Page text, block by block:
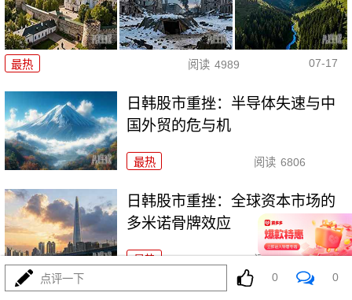
最热 阅读 4989 07-17
日韩股市重挫：半导体失速与中
国外贸的危与机
最热 阅读 6806
日韩股市重挫：全球资本市场的
多米诺骨牌效应
最热 阅读 5720
点评一下 0 0